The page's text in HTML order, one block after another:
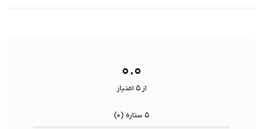
۰.۰
از ۵ امتیاز
۵ ستاره ( ۰)